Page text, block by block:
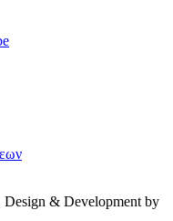
& Development by